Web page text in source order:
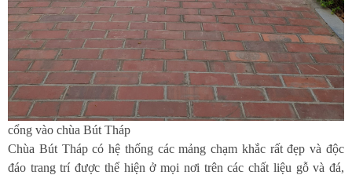
cổng vào chùa Bút Tháp
Chùa Bút Tháp có hệ thống các mảng chạm khắc rất đẹp và độc
đáo trang trí được thể hiện ở mọi nơi trên các chất liệu gỗ và đá,